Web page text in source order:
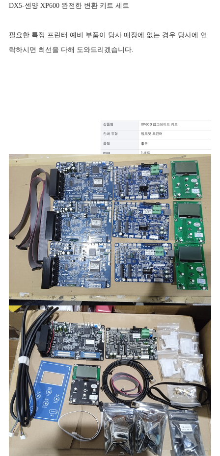
DX5-센양 XP600 완전한 변환 키트 세트
필요한 특정 프린터 예비 부품이 당사 매장에 없는 경우 당사에 연
락하시면 최선을 다해 도와드리겠습니다.
상품명 XP600 업그레이드 키트
인쇄 유형 잉크젯 프린터
품질 좋은
moq 1 세트
패키지 안쪽에 스폰지가 들어 있는 판지 상자
조건 좋은 품질의 100% 새로운 브랜드
배송 방법 DHL /EMS /페덱스 /중국 항공 우편